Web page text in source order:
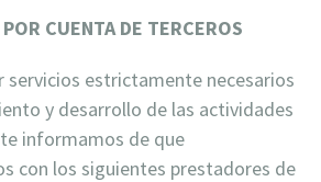
CUENTA DE TERCEROS
servicios estrictamente necesarios
y desarrollo de las actividades
informamos de que
con los siguientes prestadores de